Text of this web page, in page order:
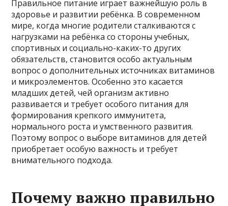
Правильное питание играет важнейшую роль в
здоровье и развитии ребёнка. В современном
мире, когда многие родители сталкиваются с
нагрузками на ребёнка со стороны учебных,
спортивных и социально-каких-то других
обязательств, становится особо актуальным
вопрос о дополнительных источниках витаминов
и микроэлементов. Особенно это касается
младших детей, чей организм активно
развивается и требует особого питания для
формирования крепкого иммунитета,
нормального роста и умственного развития.
Поэтому вопрос о выборе витаминов для детей
приобретает особую важность и требует
внимательного подхода.
Почему важно правильно